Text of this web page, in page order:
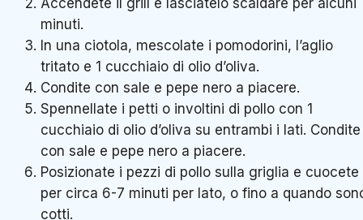
Accendete il grill e lasciatelo scaldare per alcuni
minuti.
In una ciotola, mescolate i pomodorini, l’aglio
tritato e 1 cucchiaio di olio d’oliva.
Condite con sale e pepe nero a piacere.
Spennellate i petti o involtini di pollo con 1
cucchiaio di olio d’oliva su entrambi i lati. Condite
con sale e pepe nero a piacere.
Posizionate i pezzi di pollo sulla griglia e cuocete
per circa 6-7 minuti per lato, o fino a quando
cotti.